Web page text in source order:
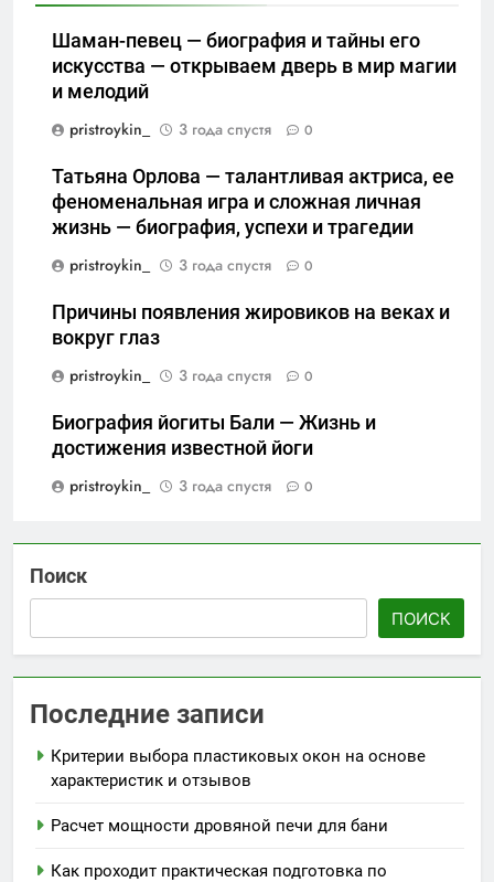
Шаман-певец — биография и тайны его
искусства — открываем дверь в мир магии
и мелодий
pristroykin_
3 года спустя 0
Татьяна Орлова — талантливая актриса, ее
феноменальная игра и сложная личная
жизнь — биография, успехи и трагедии
pristroykin_
3 года спустя 0
Причины появления жировиков на веках и
вокруг глаз
pristroykin_
3 года спустя 0
Биография йогиты Бали — Жизнь и
достижения известной йоги
pristroykin_
3 года спустя 0
Поиск
ПОИСК
Последние записи
Критерии выбора пластиковых окон на основе
характеристик и отзывов
Расчет мощности дровяной печи для бани
Как проходит практическая подготовка по